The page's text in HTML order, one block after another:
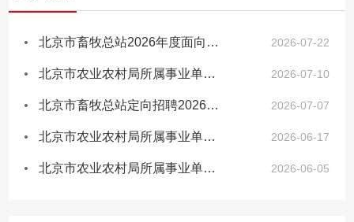
北京市畜牧总站2026年度面向退役大学生士兵定向招聘拟录用人选公示 2026-07-22
北京市农业农村局所属事业单位2026年公开招聘拟聘用人员公示 2026-07-10
北京市畜牧总站定向招聘2026年合同期满乡村振兴协理员面试成绩公告 2026-07-07
北京市农业农村局所属事业单位2026年公开招聘工作人员综合成绩公告 2026-06-17
北京市农业农村局所属事业单位2026年公开招聘工作人员面试公告 2026-06-05